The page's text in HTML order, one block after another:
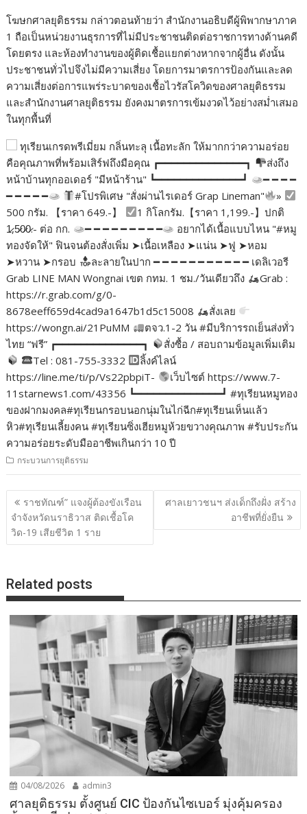
โฆษกศาลยุติธรรม กล่าวตอนท้ายว่า สำนักงานอธิบดีผู้พิพากษาภาค
1 ถือเป็นหน่วยงานธุรการที่ไม่มีประชาชนติดต่อราชการทางด้านคดี
โดยตรง และห้องทำงานของผู้ติดเชื้อแยกต่างหากจากผู้อื่น ดังนั้น
ประชาชนทั่วไปจึงไม่มีความเสี่ยง โดยการมาตรการป้องกันและลด
ความเสี่ยงต่อการแพร่ระบาดของเชื้อไวรัสโควิดของศาลยุติธรรม
และสำนักงานศาลยุติธรรม ยังคงมาตรการเข้มงวดไว้อย่างสม่ำเสมอ
ในทุกพื้นที่
ทุเรียนเกรดพรีเมี่ยม กลิ่นทะลุ เนื้อทะลัก ให้มากกว่าความอร่อย
คือคุณภาพที่พร้อมเสิร์ฟถึงมือคุณ ┏━━━━━━━━━━━━━━┓
ส่งถึง
หน้าบ้านทุกออเดอร์ "มีหน้าร้าน" ┗━━━━━━━━━━━━━━┛
━ ━ ━ ━
━ ━ ━ ━ ━
#โปรพิเศษ "สั่งผ่านไรเดอร์ Grap Lineman"
»
500 กรัม. 【ราคา 649.-】
1 กิโลกรัม.【ราคา 1,199.-】ปกติ
1̷,5̷0̷0̷.- ต่อ กก.
━ ━ ━ ━ ━ ━ ━ ━ ━
อยากได้เนื้อแบบไหน "#หมู
ทองจัดให้" ฟินจนต้องสั่งเพิ่ม ➤เนื้อเหลือง ➤แน่น ➤ฟู ➤หอม
➤หวาน ➤กรอบ
ละลายในปาก ━ ━ ━ ━ ━ ━ ━ ━ ━ ━ ━ เดลิเวอรี
Grab LINE MAN Wongnai เขต กทม. 1 ชม./วันเดียวถึง
Grab :
https://r.grab.com/g/0-
8678eeff659d4cad9a1647b1d5c15008
สั่งเลย
https://wongn.ai/21PuMM
ตจว.1-2 วัน #มีบริการรถเย็นส่งทั่ว
ไทย “ฟรี” ┏━━━━━━━━━━━━━━┓
สั่งซื้อ / สอบถามข้อมูลเพิ่มเติม
Tel : 081-755-3332
ลิ้งค์ไลน์
https://line.me/ti/p/Vs22pbpiT-
เว็บไซต์ https://www.7-
11starnews1.com/43356 ┗━━━━━━━━━━━━━━┛ #ทุเรียนหมูทอง
ของฝากมงคล#ทุเรียนกรอบนอกนุ่มในไก่ฉีก#ทุเรียนเห็นแล้ว
หิว#ทุเรียนเลี้ยงคน #ทุเรียนซิ่งเฮียหมูห้วยขวางคุณภาพ #รับประกัน
ความอร่อยระดับมืออาชีพเกินกว่า 10 ปี
กระบวนการยุติธรรม
แนะแนว
เรื่อง
ราชทัณฑ์” แจงผู้ต้องขังเรือน
จำจังหวัดนราธิวาส ติดเชื้อโค
วิด-19 เสียชีวิต 1 ราย
ศาลเยาวชนฯ ส่งเด็กถึงฝั่ง สร้าง
อาชีพที่ยั่งยืน
Related posts
04/08/2026 admin3
ศาลยุติธรรม ตั้งศูนย์ CIC ป้องกันไซเบอร์ มุ่งคุ้มครอง